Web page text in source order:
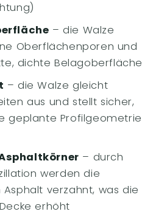
– die Walze
Oberflächenporen und
dichte Belagoberfläche
– die Walze gleicht
aus und stellt sicher,
geplante Profilgeometrie
– durch
werden die
verzahnt, was die
erhöht